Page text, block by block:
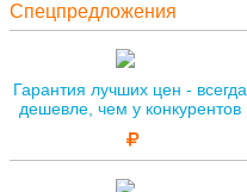
Спецпредложения
Гарантия лучших цен - всегда
дешевле, чем у конкурентов